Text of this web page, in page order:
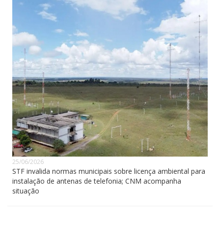
25/06/2026
STF invalida normas municipais sobre licença ambiental para
instalação de antenas de telefonia; CNM acompanha
situação